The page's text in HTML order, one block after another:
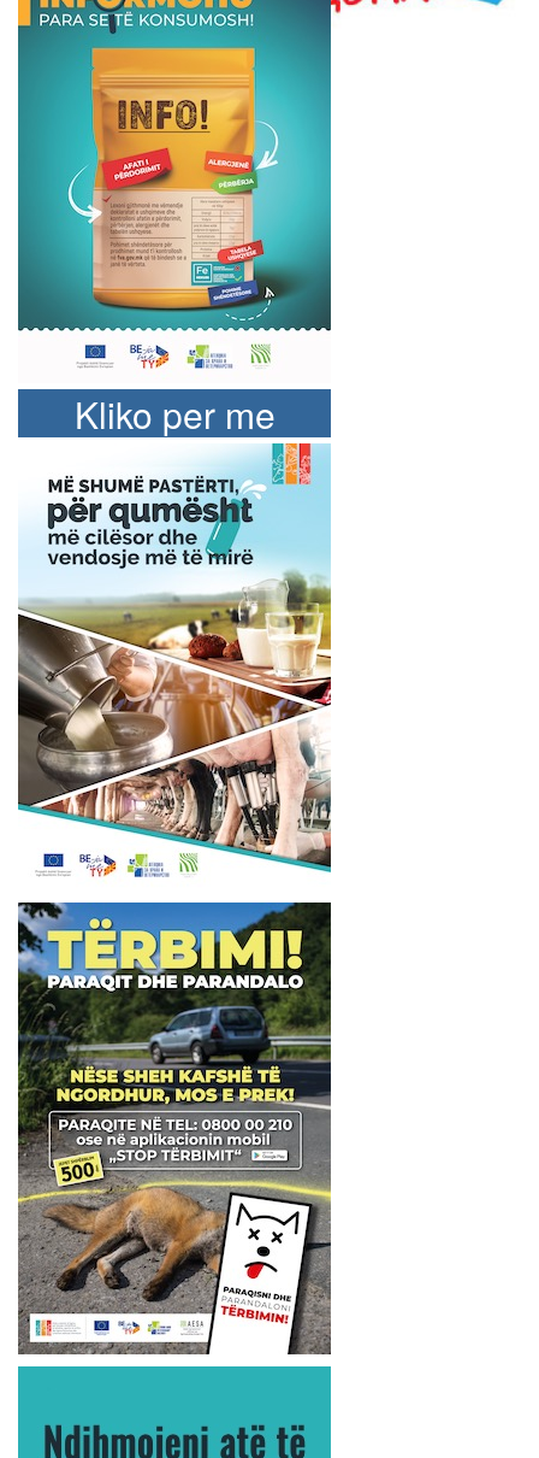
Kliko per me
shume